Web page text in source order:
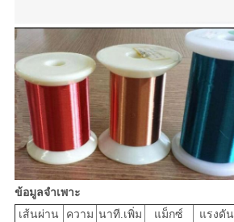
ข้อมูลจำเพาะ
เส้นผ่าน
ความ นาที.เพิ่ม
แม็กซ์
แรงดัน